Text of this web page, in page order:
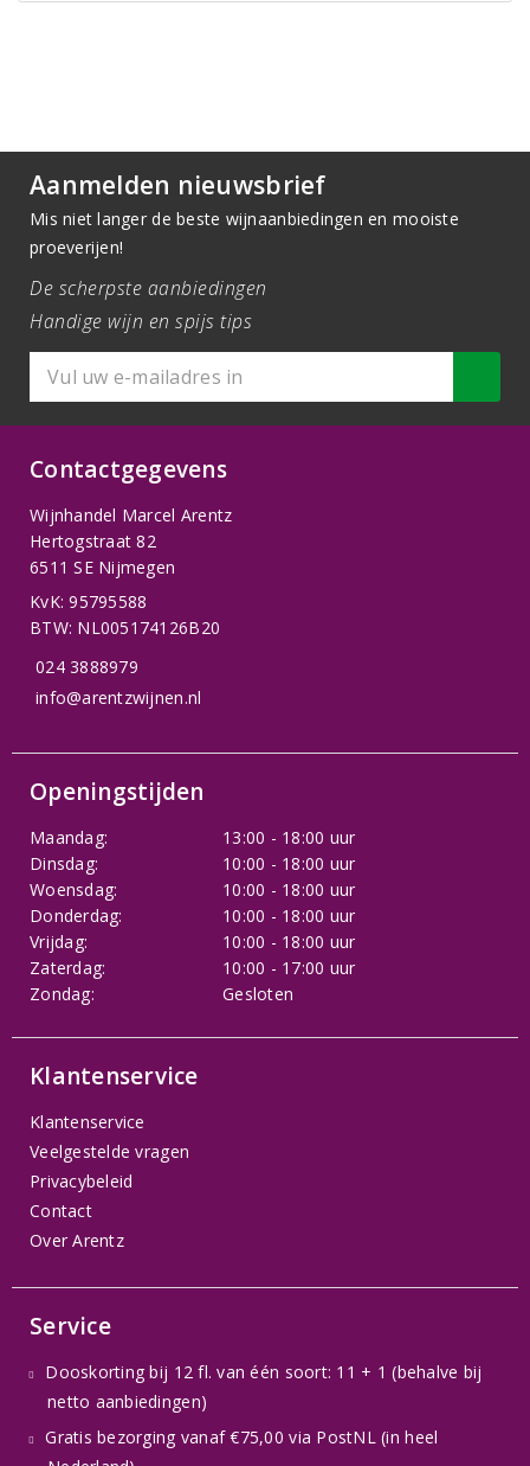
Aanmelden nieuwsbrief
Mis niet langer de beste wijnaanbiedingen en mooiste
proeverijen!
De scherpste aanbiedingen
Handige wijn en spijs tips
Contactgegevens
Wijnhandel Marcel Arentz
Hertogstraat 82
6511 SE Nijmegen
KvK: 95795588
BTW: NL005174126B20
024 3888979
info@arentzwijnen.nl
Openingstijden
Maandag:
13:00 - 18:00 uur
Dinsdag:
10:00 - 18:00 uur
Woensdag:
10:00 - 18:00 uur
Donderdag:
10:00 - 18:00 uur
Vrijdag:
10:00 - 18:00 uur
Zaterdag:
10:00 - 17:00 uur
Zondag:
Gesloten
Klantenservice
Klantenservice
Veelgestelde vragen
Privacybeleid
Contact
Over Arentz
Service
Dooskorting bij 12 fl. van één soort: 11 + 1 (behalve bij
netto aanbiedingen)
Gratis bezorging vanaf €75,00 via PostNL (in heel